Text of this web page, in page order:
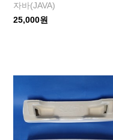
자바(JAVA)
25,000원